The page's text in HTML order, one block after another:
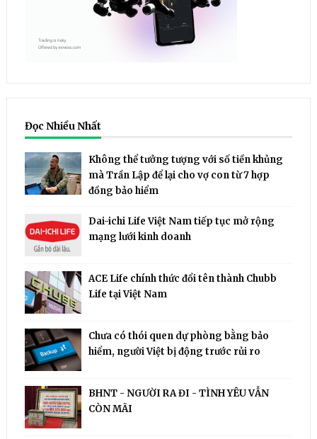
Đọc Nhiều Nhất
Không thể tưởng tượng với số tiền khủng
mà Trần Lập để lại cho vợ con từ 7 hợp
đồng bảo hiểm
Dai-ichi Life Việt Nam tiếp tục mở rộng
mạng lưới kinh doanh
ACE Life chính thức đổi tên thành Chubb
Life tại Việt Nam
Chưa có thói quen dự phòng bằng bảo
hiểm, người Việt bị động trước rủi ro
BHNT - NGƯỜI RA ĐI - TÌNH YÊU VẪN
CÒN MÃI